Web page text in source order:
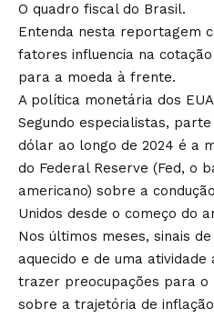
O quadro fiscal do Brasil.
Entenda nesta reportagem
fatores influencia na
para a moeda à frente.
A política monetária dos EUA
Segundo especialistas,
dólar ao longo de 2024 é a
do Federal Reserve (Fed, o
americano) sobre a
Unidos desde o começo do
Nos últimos meses, sinais
aquecido e de uma
trazer preocupações para o
sobre a trajetória de